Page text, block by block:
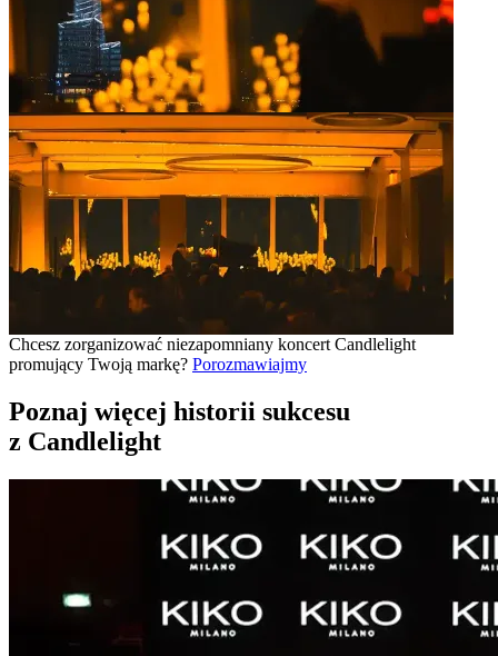
Chcesz zorganizować niezapomniany koncert Candlelight
promujący Twoją markę? Porozmawiajmy
Poznaj więcej historii sukcesu
z Candlelight